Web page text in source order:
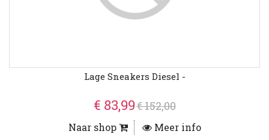
Lage Sneakers Diesel -
€ 83,99€ 152,00
Naar shop Meer info